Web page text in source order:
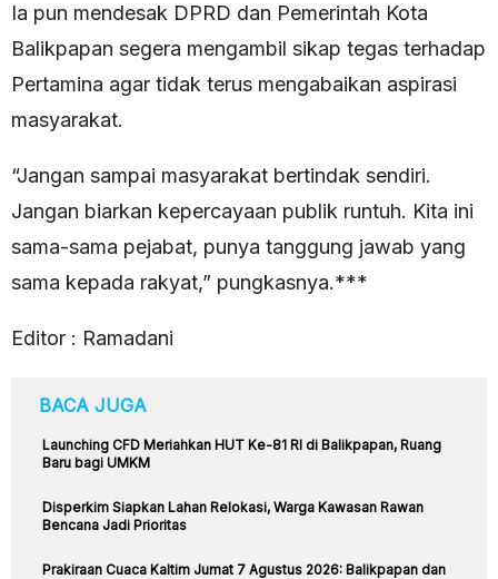
Ia pun mendesak DPRD dan Pemerintah Kota
Balikpapan segera mengambil sikap tegas terhadap
Pertamina agar tidak terus mengabaikan aspirasi
masyarakat.
“Jangan sampai masyarakat bertindak sendiri.
Jangan biarkan kepercayaan publik runtuh. Kita ini
sama-sama pejabat, punya tanggung jawab yang
sama kepada rakyat,” pungkasnya.***
Editor : Ramadani
BACA JUGA
Launching CFD Meriahkan HUT Ke-81 RI di Balikpapan, Ruang
Baru bagi UMKM
Disperkim Siapkan Lahan Relokasi, Warga Kawasan Rawan
Bencana Jadi Prioritas
Prakiraan Cuaca Kaltim Jumat 7 Agustus 2026: Balikpapan dan